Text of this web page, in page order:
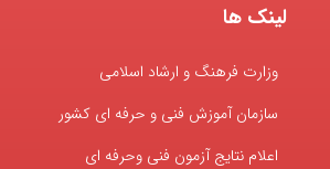
لینک ها
وزارت فرهنگ و ارشاد اسلامی
سازمان آموزش فنی و حرفه ای کشور
اعلام نتایج آزمون فنی وحرفه ای